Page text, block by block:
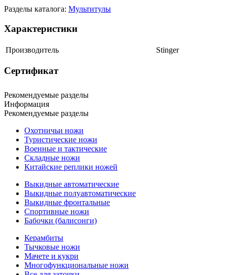
Разделы каталога: Мультитулы
Характеристики
Производитель Stinger
Сертификат
Рекомендуемые разделы
Информация
Рекомендуемые разделы
Охотничьи ножи
Туристические ножи
Военные и тактические
Складные ножи
Китайские реплики ножей
Выкидные автоматические
Выкидные полуавтоматические
Выкидные фронтальные
Спортивные ножи
Бабочки (балисонги)
Керамбиты
Тычковые ножи
Мачете и кукри
Многофункциональные ножи